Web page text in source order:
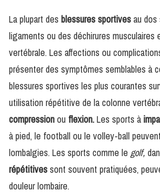
La plupart des blessures sportivesau
ligaments ou des déchirures musculaires
vertébrale. Les affections ou
présenter des symptômes semblables à
blessures sportives les plus courantes
utilisation répétitive de la colonne
compressionou flexion.Les sports à
à pied, le football ou le volley-ball
lombalgies. Les sports comme le golf,
répétitivessont souvent pratiquées,
douleur lombaire.